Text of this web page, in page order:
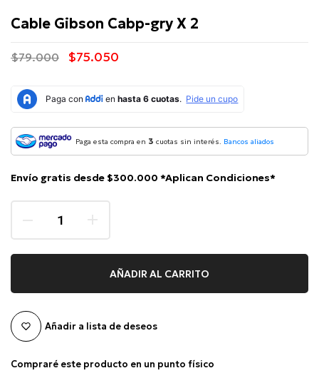
Cable Gibson Cabp-gry X 2
$79.000 $75.050
Paga esta compra en 3 cuotas sin interés. Bancos aliados
Envío gratis desde $300.000 *Aplican Condiciones*
AÑADIR AL CARRITO
Añadir a lista de deseos
Compraré este producto en un punto físico